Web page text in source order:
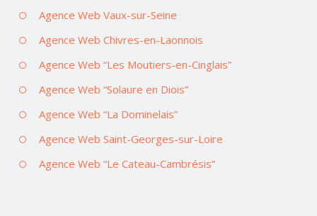
Agence Web Vaux-sur-Seine
Agence Web Chivres-en-Laonnois
Agence Web “Les Moutiers-en-Cinglais”
Agence Web “Solaure en Diois”
Agence Web “La Dominelais”
Agence Web Saint-Georges-sur-Loire
Agence Web “Le Cateau-Cambrésis”